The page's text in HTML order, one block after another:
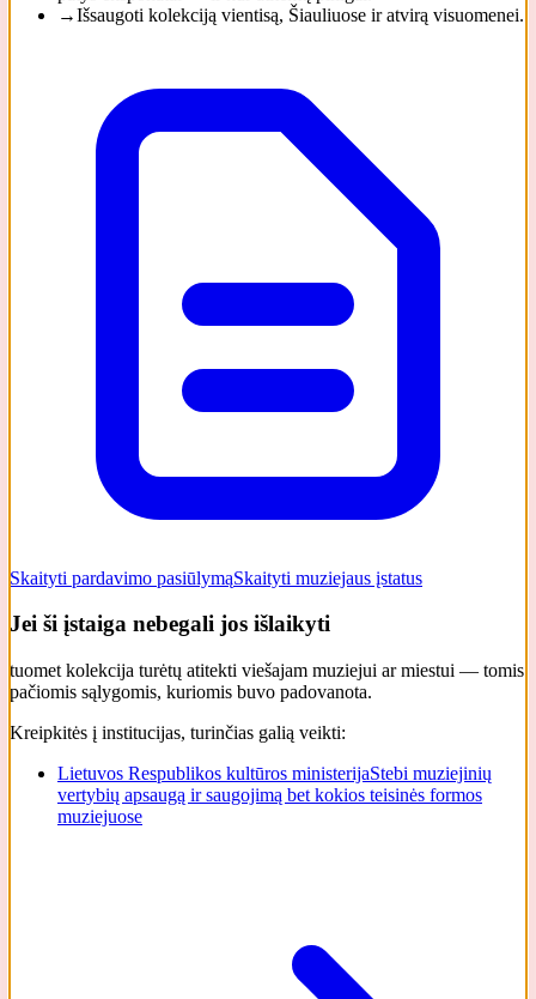
→Išsaugoti kolekciją vientisą, Šiauliuose ir atvirą visuomenei.
Skaityti pardavimo pasiūlymąSkaityti muziejaus įstatus
Jei ši įstaiga nebegali jos išlaikyti
tuomet kolekcija turėtų atitekti viešajam muziejui ar miestui — tomis
pačiomis sąlygomis, kuriomis buvo padovanota.
Kreipkitės į institucijas, turinčias galią veikti:
Lietuvos Respublikos kultūros ministerijaStebi muziejinių
vertybių apsaugą ir saugojimą bet kokios teisinės formos
muziejuose